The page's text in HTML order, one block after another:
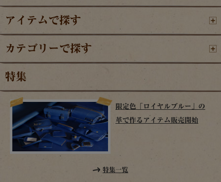
アイテムで探す
カテゴリーで探す
特集
限定色「ロイヤルブルー」の
革で作るアイテム販売開始
特集一覧